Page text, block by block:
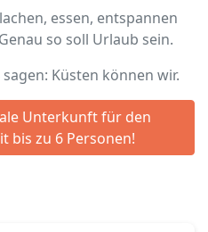
essen, entspannen
so soll Urlaub sein.
Küsten können wir.
Unterkunft für den
bis zu 6 Personen!